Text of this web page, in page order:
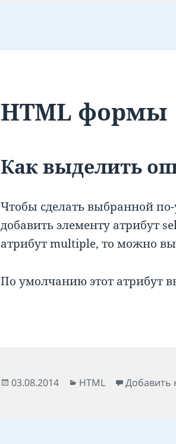
HTML формы
Как выделить
Чтобы сделать выбранной
добавить элементу атрибут
атрибут multiple, то можно
По умолчанию этот атрибут
Опубликовано
03.08.2014 Рубрики
HTML Добавить